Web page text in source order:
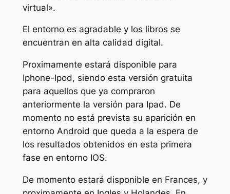
virtual».
El entorno es agradable y los libros se
encuentran en alta calidad digital.
Proximamente estará disponible para
Iphone-Ipod, siendo esta versión gratuita
para aquellos que ya compraron
anteriormente la versión para Ipad. De
momento no está prevista su aparición en
entorno Android que queda a la espera de
los resultados obtenidos en esta primera
fase en entorno IOS.
De momento estará disponible en Frances, y